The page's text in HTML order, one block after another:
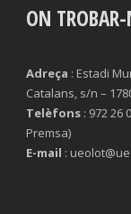
ON
Adreça : Estadi
Catalans, s/n –
Telèfons : 972 26
Premsa)
E-mail :